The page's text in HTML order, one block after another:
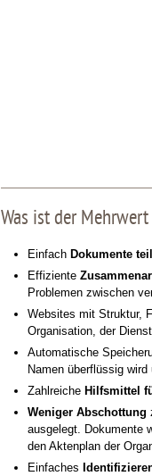
Was ist der
Einfach Dokumente
Effiziente
Problemen zwischen
Websites mit Struktur,
Organisation, der
Automatische
Namen überflüssig
Zahlreiche Hilfsmittel
Weniger Abschottung
ausgelegt. Dokumente
den Aktenplan der
Einfaches